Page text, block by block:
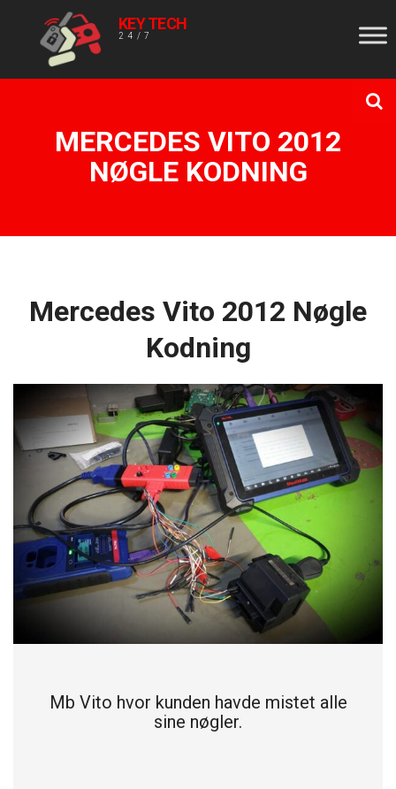
KEY TECH
24/7
MERCEDES VITO 2012
NØGLE KODNING
Mercedes Vito 2012 Nøgle
Kodning
Mb Vito hvor kunden havde mistet alle
sine nøgler.